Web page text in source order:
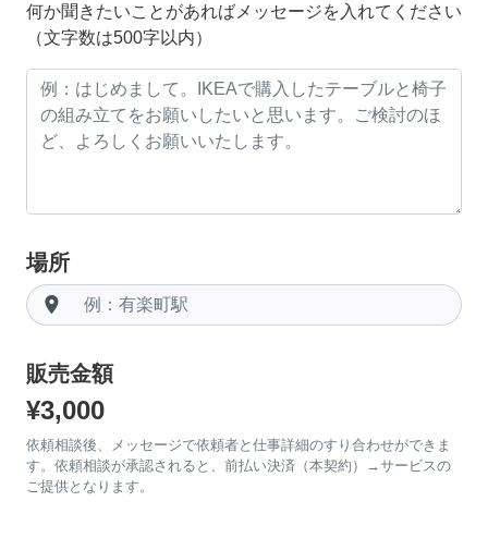
何か聞きたいことがあればメッセージを入れてください
（文字数は500字以内）
場所
room
販売金額
¥3,000
依頼相談後、メッセージで依頼者と仕事詳細のすり合わせができま
す。依頼相談が承認されると、前払い決済（本契約）→サービスの
ご提供となります。